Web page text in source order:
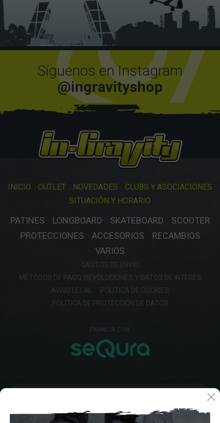
Síguenos en Instagram
@ingravityshop
INICIO OUTLET NOVEDADES
CLUBS Y ASOCIACIONES
SITUACIÓN Y HORARIO
PATINES LONGBOARD SKATEBOARD
SCOOTER
PROTECCIONES
ACCESORIOS
RECAMBIOS
VARIOS
GASTOS DE ENVIO
MÉTODOS DE PAGO, DEVOLUCIONES Y DATOS DE INTERÉS
AVISO LEGAL
POLÍTICA DE COOKIES
POLÍTICA DE PROTECCIÓN DE DATOS
FINANCIA CON: